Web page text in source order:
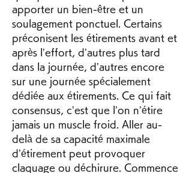
apporter un bien-être et un
soulagement ponctuel. Certains
préconisent les étirements avant et
après l’effort, d’autres plus tard
dans la journée, d’autres encore
sur une journée spécialement
dédiée aux étirements. Ce qui fait
consensus, c’est que l’on n’étire
jamais un muscle froid. Aller au-
delà de sa capacité maximale
d’étirement peut provoquer
claquage ou déchirure. Commence